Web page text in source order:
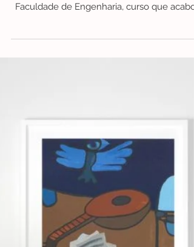
26 de jan. 1 min de leitura
FunFacts- Serigrafias&Afins
Fun Facts | Sabias que Mário
abandonou a Engenharia para
seguir a arte